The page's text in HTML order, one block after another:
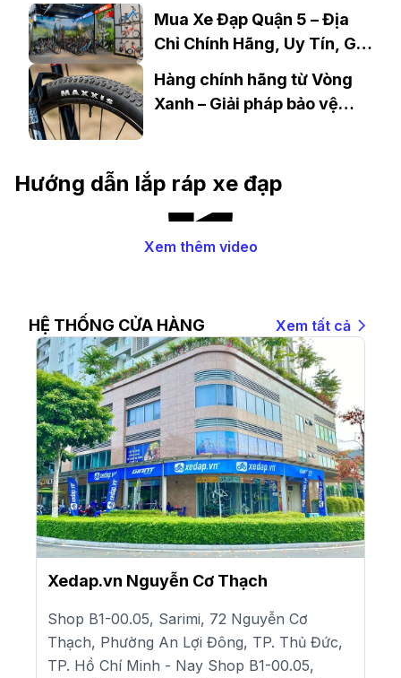
Mua Xe Đạp Quận 5 – Địa
Chỉ Chính Hãng, Uy Tín, Giá
Hàng chính hãng từ Vòng
Xanh – Giải pháp bảo vệ
Hướng dẫn lắp ráp xe đạp
Xem thêm video
HỆ THỐNG CỬA HÀNG Xem tất cả
Xedap.vn Nguyễn Cơ Thạch
Shop B1-00.05, Sarimi, 72 Nguyễn Cơ
Thạch, Phường An Lợi Đông, TP. Thủ Đức,
TP. Hồ Chí Minh - Nay Shop B1-00.05,